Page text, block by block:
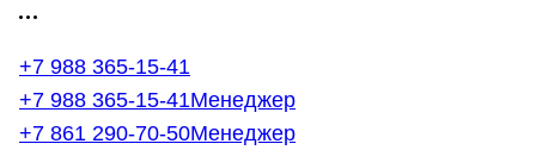
+7 988 365-15-41
+7 988 365-15-41Менеджер
+7 861 290-70-50Менеджер